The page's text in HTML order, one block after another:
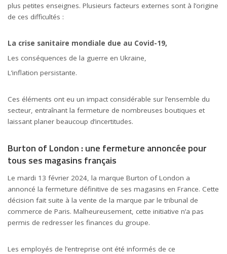
plus petites enseignes. Plusieurs facteurs externes sont à l’origine
de ces difficultés :
La crise sanitaire mondiale due au Covid-19,
Les conséquences de la guerre en Ukraine,
L’inflation persistante.
Ces éléments ont eu un impact considérable sur l’ensemble du
secteur, entraînant la fermeture de nombreuses boutiques et
laissant planer beaucoup d’incertitudes.
Burton of London : une fermeture annoncée pour
tous ses magasins français
Le mardi 13 février 2024, la marque Burton of London a
annoncé la fermeture définitive de ses magasins en France. Cette
décision fait suite à la vente de la marque par le tribunal de
commerce de Paris. Malheureusement, cette initiative n’a pas
permis de redresser les finances du groupe.
Les employés de l’entreprise ont été informés de ce